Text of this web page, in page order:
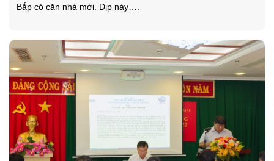
Bắp có căn nhà mới. Dịp này….